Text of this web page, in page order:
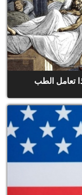
تعامل الطب